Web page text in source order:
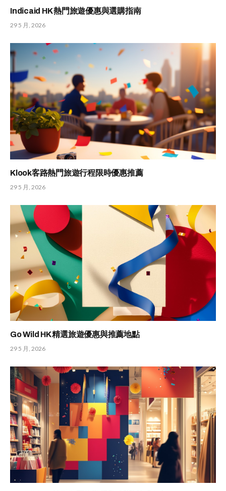
Indicaid HK 熱門旅遊優惠與選購指南
29 5 月, 2026
Klook客路熱門旅遊行程限時優惠推薦
29 5 月, 2026
Go Wild HK 精選旅遊優惠與推薦地點
29 5 月, 2026